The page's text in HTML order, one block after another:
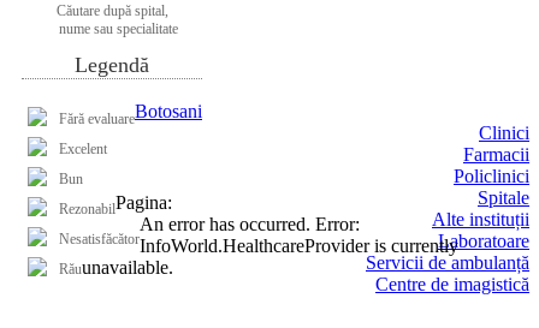
Căutare după spital,
nume sau specialitate
Legendă
Fără evaluare
Excelent
Bun
Rezonabil
Nesatisfăcător
Rău
Botosani
Clinici
Farmacii
Policlinici
Spitale
Alte instituții
Laboratoare
Servicii de ambulanță
Centre de imagistică
Pagina:
An error has occurred. Error:
InfoWorld.HealthcareProvider is currently
unavailable.